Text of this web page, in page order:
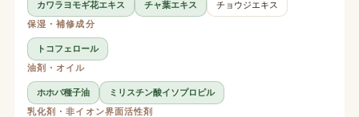
カワラヨモギ花エキス チャ葉エキス
チョウジエキス
保湿・補修成分
トコフェロール
油剤・オイル
ホホバ種子油
ミリスチン酸イソプロピル
乳化剤・非イオン界面活性剤